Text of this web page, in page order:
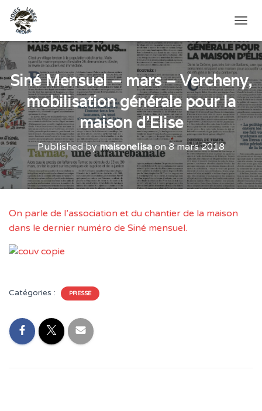
U
V
R
R
/
F
E
R
M
E
R
L
A
Siné Mensuel – mars – Vercheny,
mobilisation générale pour la
maison d’Elise
Published bymaisonelisaon8 mars 2018
On parle de l’association et du chantier de la maison
dans le dernier numéro de Siné mensuel.
Catégories : PRESSE